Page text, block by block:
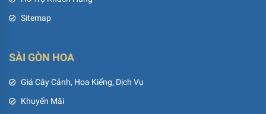
Sitemap
SÀI GÒN HOA
Giá Cây Cảnh, Hoa Kiểng, Dịch Vụ
Khuyến Mãi